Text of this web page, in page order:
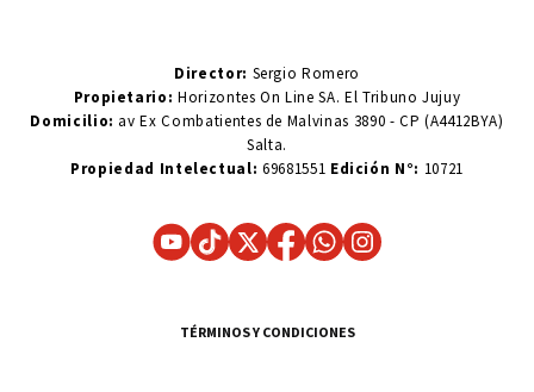
Director: Sergio Romero
Propietario:Horizontes On Line SA. El Tribuno Jujuy
Domicilio: av Ex Combatientes de Malvinas 3890 - CP (A4412BYA)
Salta.
Propiedad Intelectual: 69681551 Edición N°: 10721
TÉRMINOS Y CONDICIONES